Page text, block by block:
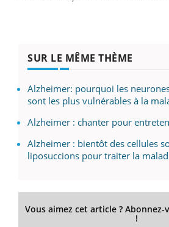
SUR LE MÊME THÈME
Alzheimer: pourquoi les
sont les plus vulnérables à la
Alzheimer : chanter pour
Alzheimer : bientôt des cellules
liposuccions pour traiter la
Vous aimez cet article ?
!